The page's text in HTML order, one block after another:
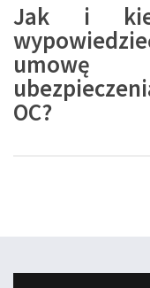
Jak i
umowę
OC?